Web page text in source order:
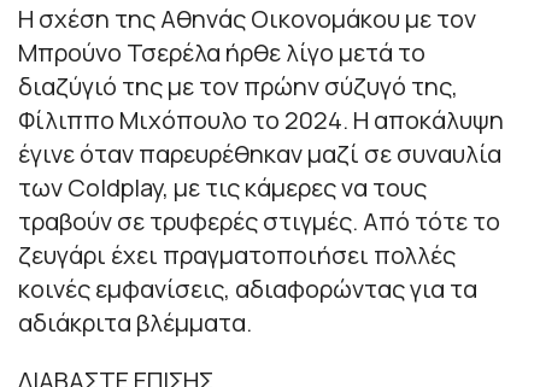
Η σχέση της Αθηνάς Οικονομάκου με τον
Μπρούνο Τσερέλα ήρθε λίγο μετά το
διαζύγιό της με τον πρώην σύζυγό της,
Φίλιππο Μιχόπουλο το 2024. Η αποκάλυψη
έγινε όταν παρευρέθηκαν μαζί σε συναυλία
των Coldplay, με τις κάμερες να τους
τραβούν σε τρυφερές στιγμές. Από τότε το
ζευγάρι έχει πραγματοποιήσει πολλές
κοινές εμφανίσεις, αδιαφορώντας για τα
αδιάκριτα βλέμματα.
ΔΙΑΒΑΣΤΕ ΕΠΙΣΗΣ